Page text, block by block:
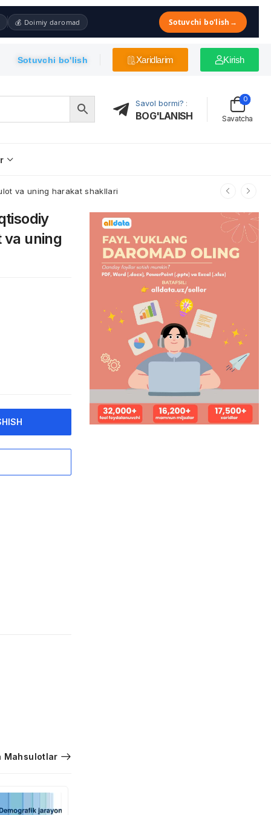
💰 Doimiy daromad Sotuvchi bo'lish →
Sotuvchi bo'lish Xaridlarim Kirish
Savol bormi? :
BOG'LANISH Savatcha
0
va uning harakat shakllari
va uning
Mahsulotlar